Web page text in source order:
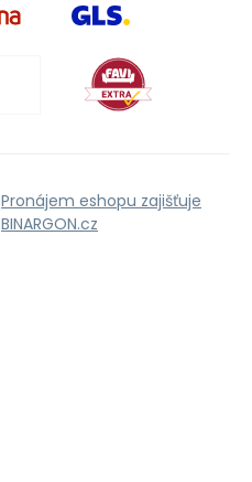
Pronájem eshopu zajišťuje
BINARGON.cz